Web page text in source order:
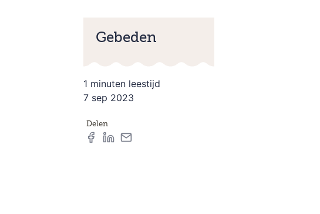
Gebeden
1 minuten leestijd
7 sep 2023
Delen